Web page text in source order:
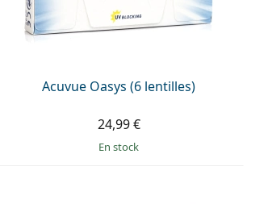
Acuvue Oasys (6 lentilles)
24,99 €
en stock